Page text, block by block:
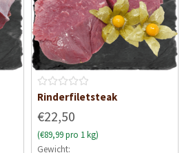
B
w
e
Rinderfiletsteak
€22,50
(€89,99 pro 1 kg)
Gewicht: